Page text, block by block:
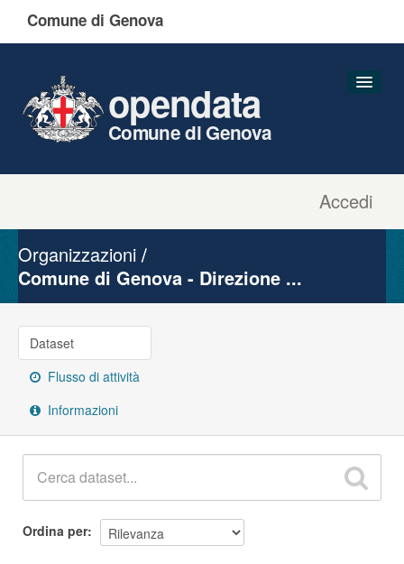
Comune di Genova
Accedi
opendata
Comune di Genova
Gruppi
Organizzazioni
Comune di Genova - Direzione ...
Dataset
Flusso di attività
Informazioni
Ordina per